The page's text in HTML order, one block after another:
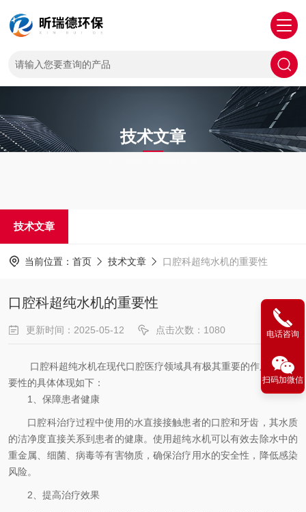
技术文章
技术文章
当前位置： 首页 技术文章 口腔科超纯水机的重要性
口腔科超纯水机的重要性
更新时间：2025-05-12 点击次数：1080
口腔科超纯水机在现代口腔医疗领域具有极其重要的作用，其重
要性的具体体现如下：
1、保障患者健康
口腔科治疗过程中使用的水直接接触患者的口腔和牙齿，其水质
的洁净度直接关系到患者的健康。使用超纯水机可以有效去除水中的
重金属、细菌、病毒等有害物质，确保治疗用水的安全性，降低感染
风险。
2、提高治疗效果
电话咨询
扫码加微信